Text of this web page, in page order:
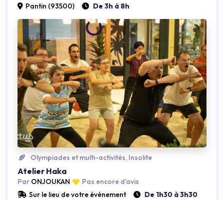
Pantin (93500)
De 3h à 8h
Loading...
Olympiades et multi-activités, Insolite
Atelier Haka
Par ONJOUKAN
Pas encore d'avis
Sur le lieu de votre événement
De 1h30 à 3h30